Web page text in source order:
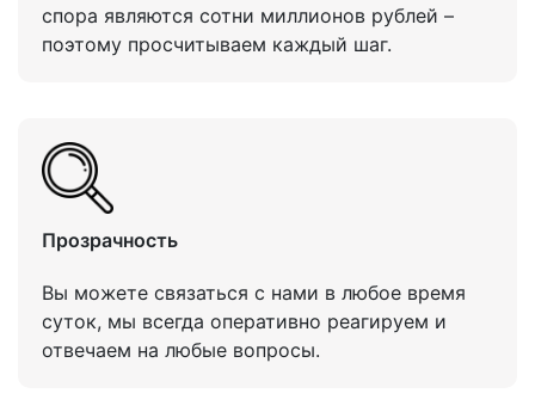
спора являются сотни миллионов рублей –
поэтому просчитываем каждый шаг.
Прозрачность
Вы можете связаться с нами в любое время
суток, мы всегда оперативно реагируем и
отвечаем на любые вопросы.